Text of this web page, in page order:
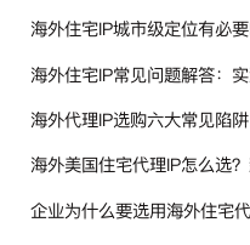
海外代理IP选购六大常见陷阱